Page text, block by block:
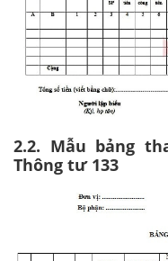
2.2. Mẫu bảng
Thông tư 133